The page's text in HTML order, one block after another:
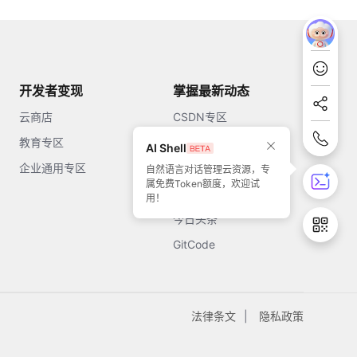
开发者变现
云商店
教育专区
企业通用专区
掌握最新动态
CSDN专区
知乎
开源中国
今日头条
GitCode
法律条文 隐私政策
AI Shell
自然语言对话管理云资源，专
属免费Token额度，欢迎试
用！